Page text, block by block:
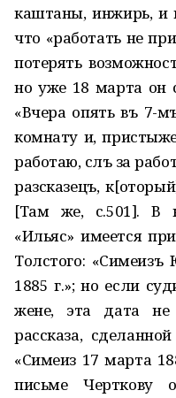
каштаны, инжирь, и
что «работать не
потерять
но уже 18 марта он
«Вчера опять въ 7-
комнату и,
работаю, сѣлъ за
разсказецъ,
[Там же, с.501]. В
«Ильяс» имеется
Толстого:
1885 г.»; но если
жене, эта дата
рассказа,
«Симеиз 17 марта
письме Черткову